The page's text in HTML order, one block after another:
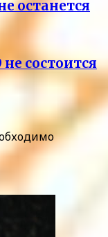
останется
состоится